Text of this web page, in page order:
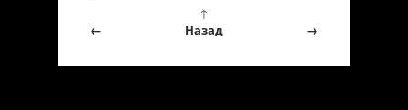
←
↑
Назад
→